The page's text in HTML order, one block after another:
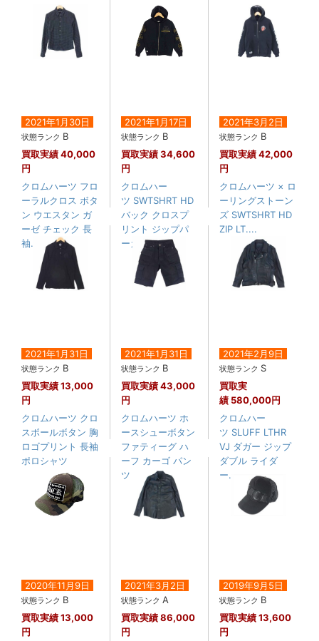
2021年1月30日
状態ランク B
買取実績40,000
円
クロムハーツ フロ
ーラルクロス ボタ
ン ウエスタン ガ
ーゼ チェック 長
袖....
2021年1月17日
状態ランク B
買取実績34,600
円
クロムハー
ツ SWTSHRT HD
バック クロスプ
リント ジップパ
ーカー
2021年3月2日
状態ランク B
買取実績42,000
円
クロムハーツ × ロ
ーリングストーン
ズ SWTSHRT HD
ZIP LT....
2021年1月31日
状態ランク B
買取実績13,000
円
クロムハーツ クロ
スボールボタン 胸
ロゴプリント 長袖
ポロシャツ
2021年1月31日
状態ランク B
買取実績43,000
円
クロムハーツ ホ
ースシューボタン
ファティーグ ハ
ーフ カーゴ パン
ツ
2021年2月9日
状態ランク S
買取実
績 580,000円
クロムハー
ツ SLUFF LTHR
VJ ダガー ジップ
ダブル ライダ
ー....
2020年11月9日
状態ランク B
買取実績13,000
円
2021年3月2日
状態ランクA
買取実績86,000
円
2019年9月5日
状態ランク B
買取実績13,600
円